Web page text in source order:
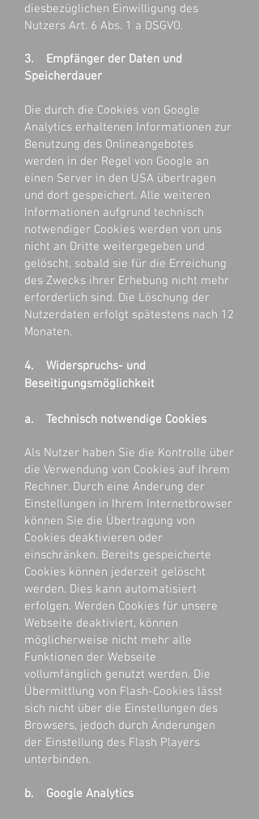
diesbezüglichen Einwilligung des
Nutzers Art. 6 Abs. 1 a DSGVO.
3. Empfänger der Daten und
Speicherdauer
Die durch die Cookies von Google
Analytics erhaltenen Informationen zur
Benutzung des Onlineangebotes
werden in der Regel von Google an
einen Server in den USA übertragen
und dort gespeichert. Alle weiteren
Informationen aufgrund technisch
notwendiger Cookies werden von uns
nicht an Dritte weitergegeben und
gelöscht, sobald sie für die Erreichung
des Zwecks ihrer Erhebung nicht mehr
erforderlich sind. Die Löschung der
Nutzerdaten erfolgt spätestens nach 12
Monaten.
4. Widerspruchs- und
Beseitigungsmöglichkeit
a. Technisch notwendige Cookies
Als Nutzer haben Sie die Kontrolle über
die Verwendung von Cookies auf Ihrem
Rechner. Durch eine Änderung der
Einstellungen in Ihrem Internetbrowser
können Sie die Übertragung von
Cookies deaktivieren oder
einschränken. Bereits gespeicherte
Cookies können jederzeit gelöscht
werden. Dies kann automatisiert
erfolgen. Werden Cookies für unsere
Webseite deaktiviert, können
möglicherweise nicht mehr alle
Funktionen der Webseite
vollumfänglich genutzt werden. Die
Übermittlung von Flash-Cookies lässt
sich nicht über die Einstellungen des
Browsers, jedoch durch Änderungen
der Einstellung des Flash Players
unterbinden.
b. Google Analytics